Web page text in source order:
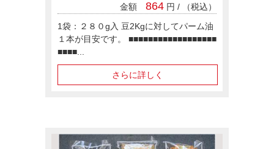
金額 864 円 / （税込）
1袋：２８０g入 豆2Kgに対してパーム油
１本が目安です。 ■■■■■■■■■■■■■■■■■■
■■■■...
さらに詳しく